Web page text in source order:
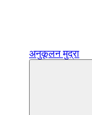
अनुकूलन मुद्रा